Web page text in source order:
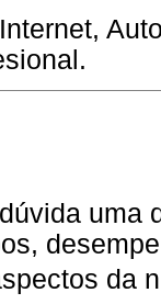
Internet,
uma
da